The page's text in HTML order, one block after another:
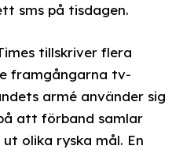
sms på tisdagen.
tillskriver flera
framgångarna tv-
armé använder sig
att förband samlar
olika ryska mål. En